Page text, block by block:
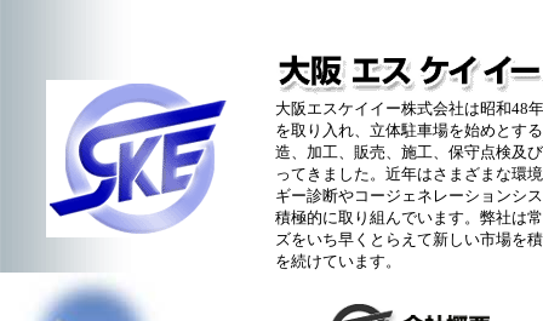
大阪エスケイイー株式会社は昭和48
を取り入れ、立体駐車場を始めとす
造、加工、販売、施工、保守点検及
ってきました。近年はさまざまな環
ギー診断やコージェネレーションシ
積極的に取り組んでいます。弊社は
ズをいち早くとらえて新しい市場を
を続けています。